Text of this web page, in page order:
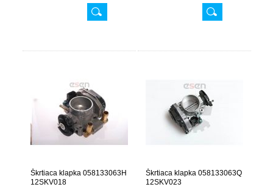
Škrtiaca klapka 058133063H
12SKV018
Škrtiaca klapka 058133063Q
12SKV023